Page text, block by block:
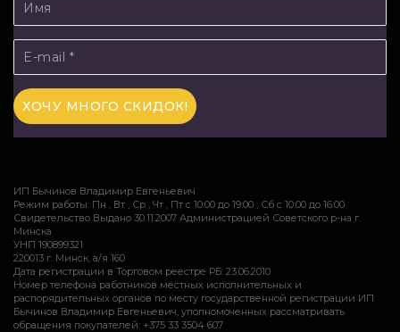
ИП Бычинов Владимир Евгеньевич
Режим работы: Пн , Вт , Ср , Чт , Пт c 10:00 до 19:00 ; Сб c 10:00 до 16:00
Свидетельство Выдано 30.11.2007 Администрацией Советского р-на г.
Минска
УНП 190899321
220013 г. Минск, а/я 160
Дата регистрации в Торговом реестре РБ: 23.06.2010
Номер телефона работников местных исполнительных и
распорядительных органов по месту государственной регистрации ИП
Бычинов Владимир Евгеньевич, уполномоченных рассматривать
обращения покупателей: +375 33 3504 607